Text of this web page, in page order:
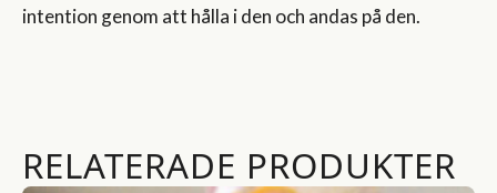
intention genom att hålla i den och andas på den.
RELATERADE PRODUKTER